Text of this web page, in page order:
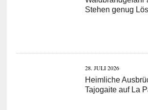
Stehen genug
28. JULI 2026
Heimliche
Tajogaite auf La